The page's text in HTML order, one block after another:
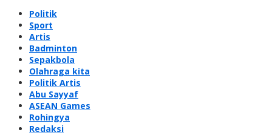
Politik
Sport
Artis
Badminton
Sepakbola
Olahraga kita
Politik Artis
Abu Sayyaf
ASEAN Games
Rohingya
Redaksi